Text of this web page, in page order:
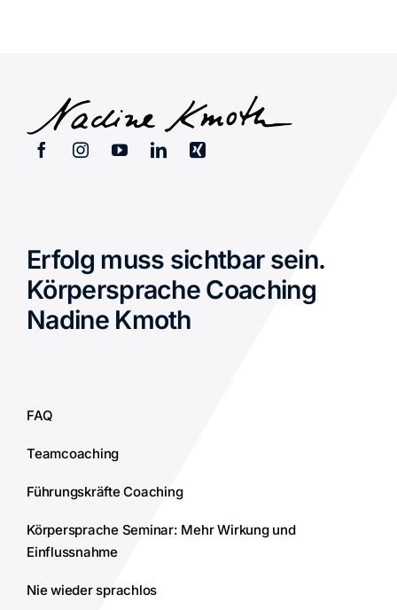
Erfolg muss sichtbar sein.
Körpersprache Coaching
Nadine Kmoth
FAQ
Teamcoaching
Führungskräfte Coaching
Körpersprache Seminar: Mehr Wirkung und
Einflussnahme
Nie wieder sprachlos